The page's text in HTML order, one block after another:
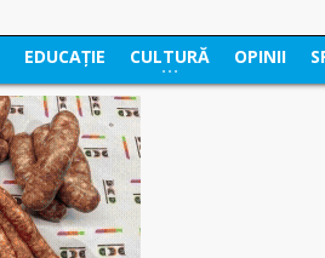
EDUCAȚIE CULTURĂ OPINII